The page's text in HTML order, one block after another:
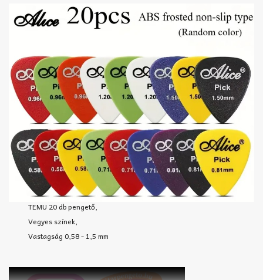
TEMU 20 db pengető,
Vegyes színek,
Vastagság 0,58 - 1,5 mm